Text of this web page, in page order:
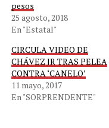
pesos
25 agosto, 2018
En "Estatal"
CIRCULA VIDEO DE
CHÁVEZ JR TRAS PELEA
CONTRA ‘CANELO’
11 mayo, 2017
En "SORPRENDENTE"